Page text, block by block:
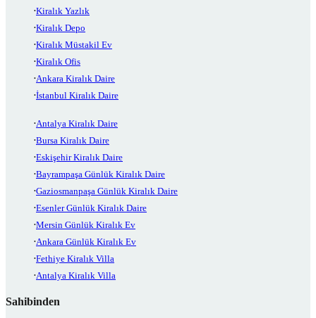
Kiralık Yazlık
Kiralık Depo
Kiralık Müstakil Ev
Kiralık Ofis
Ankara Kiralık Daire
İstanbul Kiralık Daire
Antalya Kiralık Daire
Bursa Kiralık Daire
Eskişehir Kiralık Daire
Bayrampaşa Günlük Kiralık Daire
Gaziosmanpaşa Günlük Kiralık Daire
Esenler Günlük Kiralık Daire
Mersin Günlük Kiralık Ev
Ankara Günlük Kiralık Ev
Fethiye Kiralık Villa
Antalya Kiralık Villa
Sahibinden